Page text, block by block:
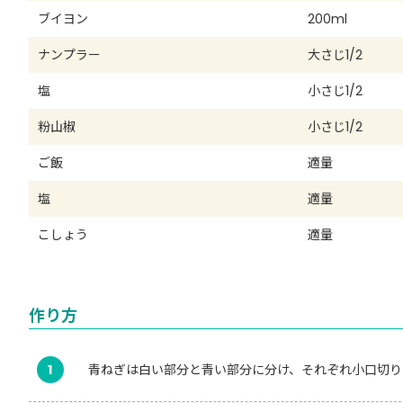
ブイヨン
200ml
ナンプラー
大さじ1/2
塩
小さじ1/2
粉山椒
小さじ1/2
ご飯
適量
塩
適量
こしょう
適量
作り方
1 青ねぎは白い部分と青い部分に分け、それぞれ小口切